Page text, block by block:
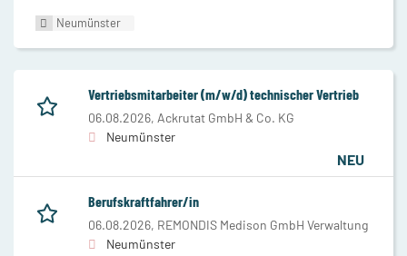
Neumünster
Vertriebsmitarbeiter (m/w/d) technischer Vertrieb
06.08.2026, Ackrutat GmbH & Co. KG
Neumünster
NEU
Berufskraftfahrer/in
06.08.2026, REMONDIS Medison GmbH Verwaltung
Neumünster